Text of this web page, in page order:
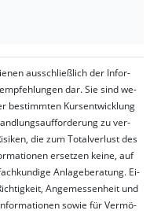
aus­schließ­lich der In­for­
dar. Sie sind we­
be­stim­mt­en Kurs­ent­wick­lung
zu ver­
die zum To­tal­ver­lust des
er­setz­en kei­ne, auf
An­la­ge­be­ra­tung. Ei­
An­ge­mes­sen­heit und
so­wie für Ver­mö­